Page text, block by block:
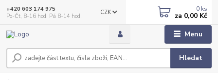
Menu
CZK
Hledat
+420 603 174 975
Po-Čt, 8-16 hod. Pá 8-14 hod.
0 ks
za 0,00 Kč